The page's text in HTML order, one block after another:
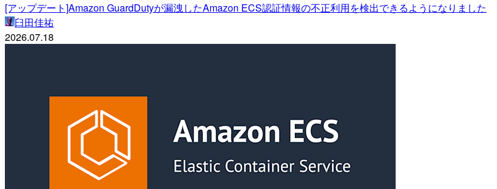
[アップデート]Amazon GuardDutyが漏洩したAmazon ECS認証情報の不正利用を検出できるようになりました
臼田佳祐
2026.07.18